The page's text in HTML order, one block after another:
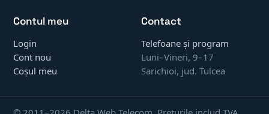
Contul meu
Login
Cont nou
Coșul meu
Contact
Telefoane și program
Luni–Vineri, 9–17
Sarichioi, jud. Tulcea